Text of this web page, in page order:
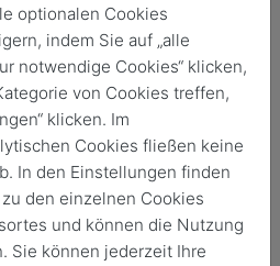
optionalen Cookies
indem Sie auf „alle
notwendige Cookies“ klicken,
von Cookies treffen,
klicken. Im
Cookies fließen keine
In den Einstellungen finden
den einzelnen Cookies
und können die Nutzung
Sie können jederzeit Ihre